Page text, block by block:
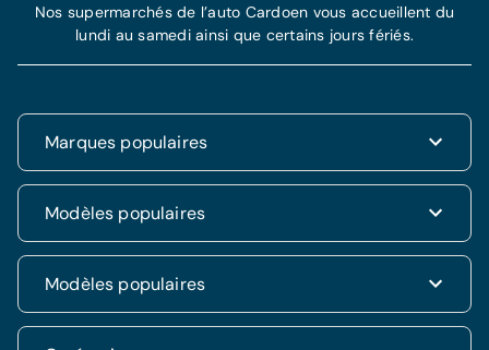
Marques populaires
Renault
Dacia
Volkswagen
Hyundai
Modèles populaires
Renault Clio
Fiat 500
Modèles populaires
Nos supermarchés de l’auto Cardoen vous accueillent du
lundi au samedi ainsi que certains jours fériés.